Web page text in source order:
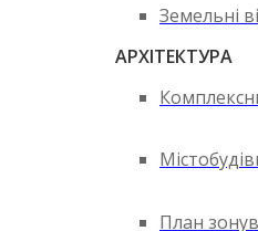
Земельні
АРХІТЕКТУРА
План